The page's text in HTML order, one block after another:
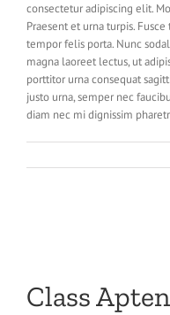
consectetur adipiscing elit.
Praesent et urna turpis.
tempor felis porta. Nunc
magna laoreet lectus, ut
porttitor urna consequat
justo urna, semper nec
diam nec mi dignissim
Class